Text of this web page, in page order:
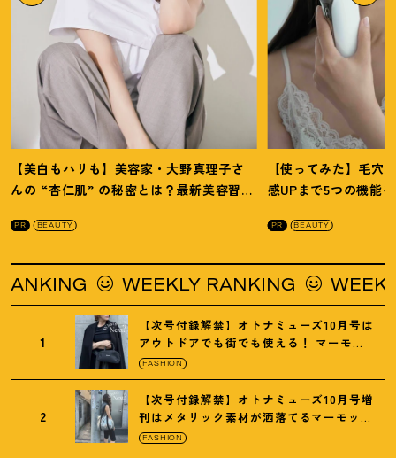
【美白もハリも】美容家・大野真理子さ
んの “杏仁肌” の秘密とは ？ 最新美容習慣
PR BEAUTY
【使ってみた】毛穴
感UPまで5つの機能
PR BEAUTY
RANKING WEEKLY RANKING
1
【次号付録解禁】オトナミューズ10月号は
アウトドアでも街でも使える ！ マーモッ
トの黒ショルダー
FASHION
2
【次号付録解禁】オトナミューズ10月号増
刊はメタリック素材が洒落てるマーモット
の保冷バッグ
FASHION